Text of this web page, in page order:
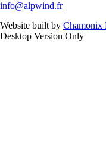
info@alpwind.fr
Website built by Chamonix
Desktop Version Only